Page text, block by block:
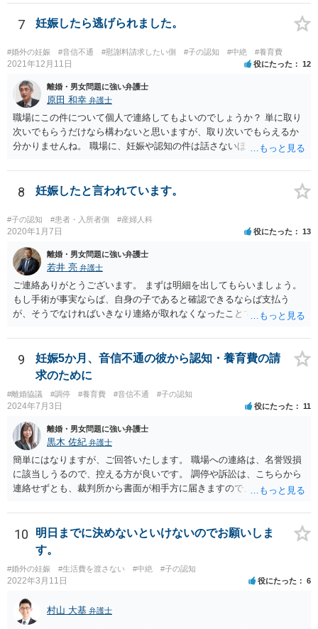
7 妊娠したら逃げられました。
#婚外の妊娠 #音信不通 #慰謝料請求したい側 #子の認知 #中絶 #養育費
2021年12月11日 役にたった 12
離婚・男女問題に強い弁護士
原田 和幸 弁護士
職場にこの件について個人で連絡してもよいのでしょうか？ 単に取り
次いでもらうだけなら構わないと思いますが、取り次いでもらえるか
分かりませんね。 職場に、妊娠や認知の件は話さないほうがよいと思
難しいと思われれば、弁護士に入ってもらうことも検討されてくださ
い。 一度、お近くの弁護士に相談されてみてもよいと思います。
8 妊娠したと言われています。
#子の認知 #患者・入所者側 #産婦人科
2020年1月7日 役にたった 13
離婚・男女問題に強い弁護士
若井 亮 弁護士
ご連絡ありがとうございます。 まずは明細を出してもらいましょう。
もし手術が事実ならば、自身の子であると確認できるならば支払う
が、そうでなければいきなり連絡が取れなくなったことで不信感もあ
してはいかがでしょうか。 代理人となる場合ですが、事務所ごとにま
ちまちです。 弊所の場合、交渉をお受けするとなると20万円くらいが
多いかと思います。
9
妊娠5か月、音信不通の彼から認知・養育費の請
求のために
#離婚協議 #調停 #養育費 #音信不通 #子の認知
2024年7月3日 役にたった 11
離婚・男女問題に強い弁護士
黒木 佐紀 弁護士
簡単にはなりますが、ご回答いたします。 職場への連絡は、名誉毀損
に該当しうるので、控える方が良いです。 調停や訴訟は、こちらから
連絡せずとも、裁判所から書面が相手方に届きますので、連絡不要で
いのであれば、調停や訴訟をするしかないかと思います。
10
明日までに決めないといけないのでお願いしま
す。
#婚外の妊娠 #生活費を渡さない #中絶 #子の認知
2022年3月11日 役にたった 6
村山 大基 弁護士